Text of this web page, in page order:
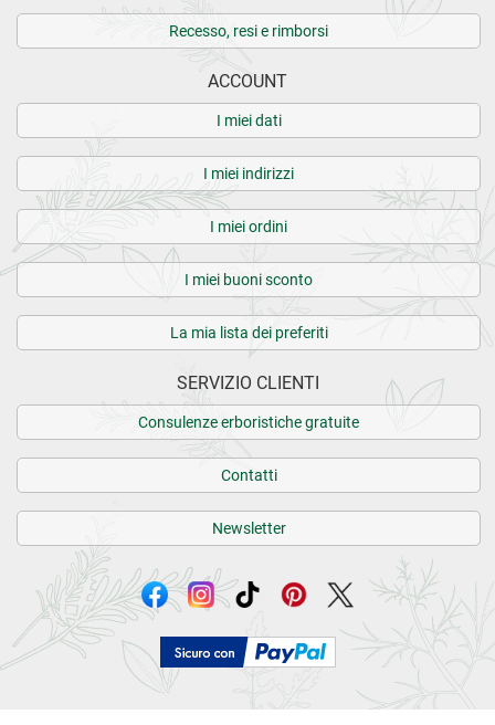
Recesso, resi e rimborsi
ACCOUNT
I miei dati
I miei indirizzi
I miei ordini
I miei buoni sconto
La mia lista dei preferiti
SERVIZIO CLIENTI
Consulenze erboristiche gratuite
Contatti
Newsletter